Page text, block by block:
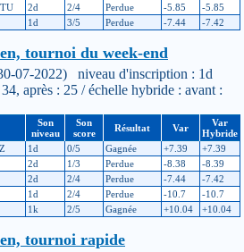
2d 2/4 Perdue -5.85
-5.85
1d 3/5 Perdue -7.44 -7.42
tournoi du week-end
07-2022) niveau d'inscription : 1d
après : 25 / échelle hybride : avant :
Son
niveau
Son
score
Résultat Var
Var
Hybride
1d 0/5 Gagnée +7.39
+7.39
2d 1/3 Perdue -8.38
-8.39
2d 2/4 Perdue -7.44
-7.42
1d 2/4 Perdue -10.7
-10.7
1k 2/5 Gagnée +10.04 +10.04
tournoi rapide